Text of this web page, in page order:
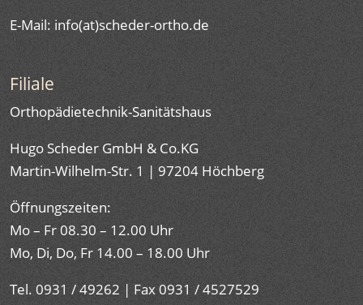
E-Mail: info(at)scheder-ortho.de
Filiale
Orthopädietechnik-Sanitätshaus
Hugo Scheder GmbH & Co.KG
Martin-Wilhelm-Str. 1 | 97204 Höchberg
Öffnungszeiten:
Mo – Fr 08.30 – 12.00 Uhr
Mo, Di, Do, Fr 14.00 – 18.00 Uhr
Tel. 0931 / 49262 | Fax 0931 / 4527529